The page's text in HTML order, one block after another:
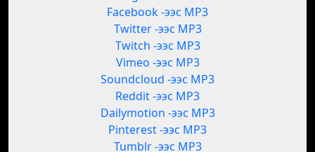
Facebook -ээс MP3
Twitter -ээс MP3
Twitch -ээс MP3
Vimeo -ээс MP3
Soundcloud -ээс MP3
Reddit -ээс MP3
Dailymotion -ээс MP3
Pinterest -ээс MP3
Tumblr -ээс MP3